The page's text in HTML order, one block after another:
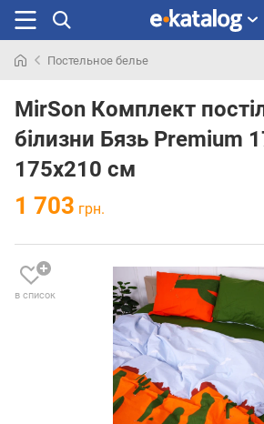
раньше
Постельное белье
MirSon Комплект
білизни Бязь Premium
175х210 см
1 703 грн.
в список